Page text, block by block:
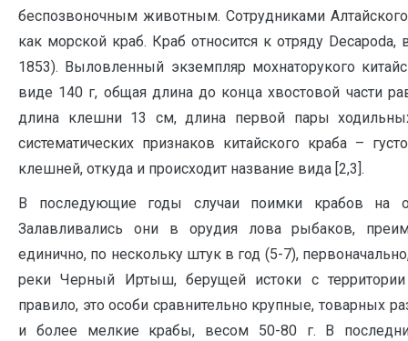
беспозвоночным животным. Сотрудниками
как морской краб. Краб относится к отряду
1853). Выловленный экземпляр мохнаторукого
виде 140 г, общая длина до конца хвостовой части
длина клешни 13 см, длина первой пары
систематических признаков китайского краба –
клешней, откуда и происходит название вида [2,3].
В последующие годы случаи поимки крабов на
Залавливались они в орудия лова рыбаков,
единично, по нескольку штук в год (5-7),
реки Черный Иртыш, берущей истоки с
правило, это особи сравнительно крупные, товарных
и более мелкие крабы, весом 50-80 г. В